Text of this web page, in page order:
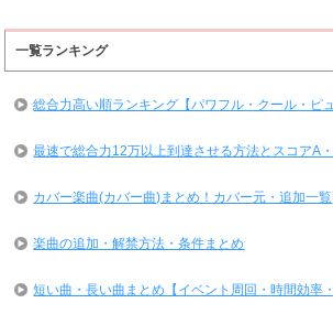
一覧ランキング
総合力高い順ランキング【パワフル・クール・ピ
最速で総合力12万以上到達させる方法とスコアA
カバー楽曲(カバー曲)まとめ！カバー元・追加一覧
楽曲の追加・解禁方法・条件まとめ
短い曲・長い曲まとめ【イベント周回・時間効率